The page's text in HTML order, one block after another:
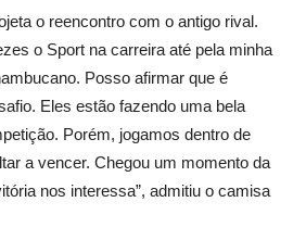
o reencontro com o antigo rival.
o Sport na carreira até pela minha
Posso afirmar que é
Eles estão fazendo uma bela
Porém, jogamos dentro de
a vencer. Chegou um momento da
nos interessa”, admitiu o camisa